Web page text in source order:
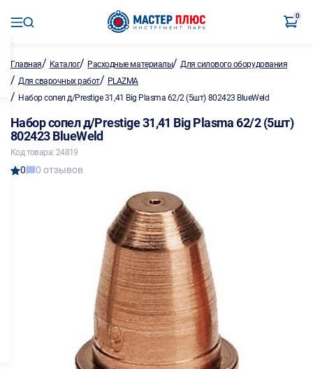
0
Главная/ Каталог/ Расходные материалы/Для силового оборудования
/ Для сварочных работ/ PLAZMA
/ Набор сопел д/Prestige 31,41 Big Plasma 62/2 (5шт) 802423 BlueWeld
Набор сопел д/Prestige 31,41 Big Plasma 62/2 (5шт)
802423 BlueWeld
Код товара: 24819
0 0 отзывов